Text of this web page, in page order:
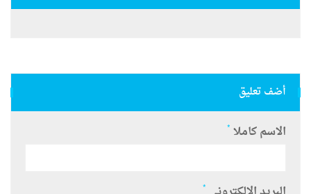
أضف تعليق
الاسم كاملا *
*